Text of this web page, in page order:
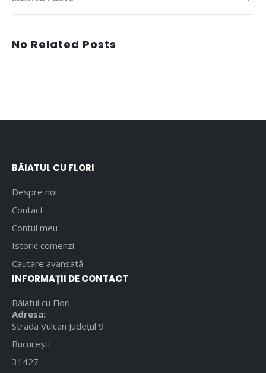
No Related Posts
BĂIATUL CU FLORI
Despre noi
Contact
Contul meu
Istoric comenzi
Cautare avansată
INFORMAȚII DE CONTACT
Băiatul cu Flori
Adresa:
Strada Vulcan Județul 9
București
31427